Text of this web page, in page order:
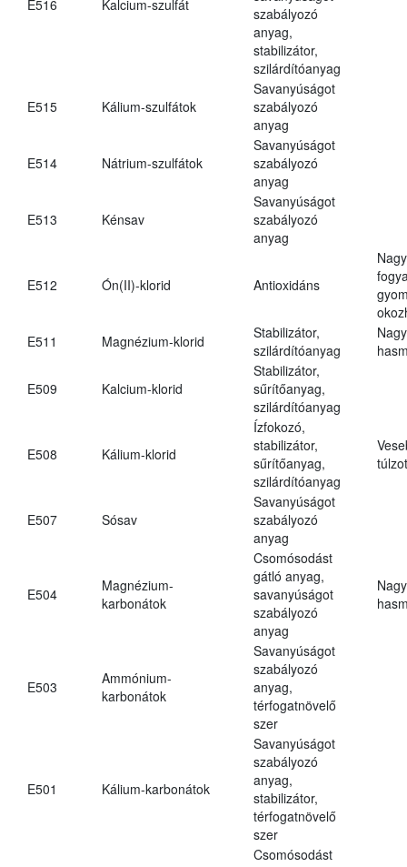
E516 Kalcium-szulfát
szabályozó
anyag,
stabilizátor,
szilárdítóanyag
E515 Kálium-szulfátok
Savanyúságot
szabályozó
anyag
E514 Nátrium-szulfátok
Savanyúságot
szabályozó
anyag
E513 Kénsav
Savanyúságot
szabályozó
anyag
E512 Ón(II)-klorid Antioxidáns
E511
Magnézium-klorid
Stabilizátor,
szilárdítóanyag
E509 Kalcium-klorid
Stabilizátor,
sűrítőanyag,
szilárdítóanyag
E508 Kálium-klorid
Ízfokozó,
stabilizátor,
sűrítőanyag,
szilárdítóanyag
E507 Sósav
Savanyúságot
szabályozó
anyag
E504
Magnézium-
karbonátok
Csomósodást
gátló anyag,
savanyúságot
szabályozó
anyag
E503
Ammónium-
karbonátok
Savanyúságot
szabályozó
anyag,
térfogatnövelő
szer
E501 Kálium-karbonátok
Savanyúságot
szabályozó
anyag,
stabilizátor,
térfogatnövelő
szer
Csomósodást